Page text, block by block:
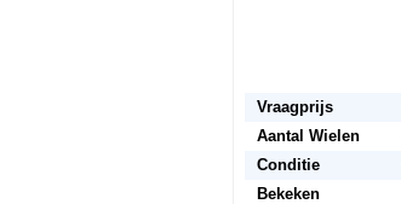
Vraagprijs
Aantal Wielen
Conditie
Bekeken